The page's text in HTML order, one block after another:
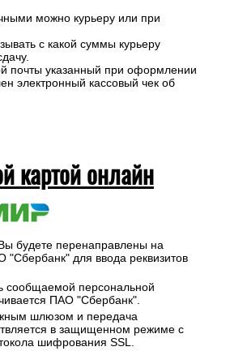
можно курьеру или при
с какой суммы курьеру
почты указанный при оформлении
электронный кассовый чек об
картой онлайн
будете перенаправлены на
для ввода реквизитов
сообщаемой персональной
ПАО "Сбербанк".
шлюзом и передача
в защищенном режиме с
шифрования SSL.